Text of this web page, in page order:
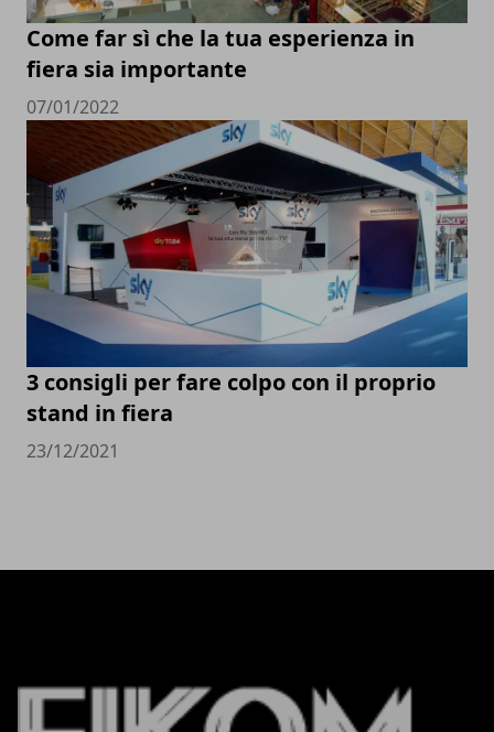
Come far sì che la tua esperienza in
fiera sia importante
07/01/2022
3 consigli per fare colpo con il proprio
stand in fiera
23/12/2021